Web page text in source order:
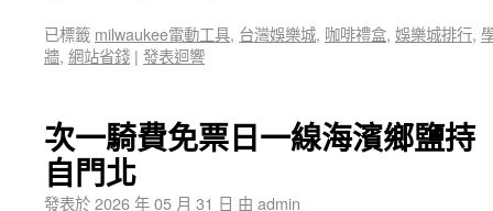
已標籤 milwaukee電動工具, 台灣娛樂城, 咖啡禮盒, 娛樂城排行,
牆, 網站省錢 | 發表迴響
次一騎費免票日一線海濱鄉鹽
自門北
發表於2026 年 05 月 31 日 由 admin